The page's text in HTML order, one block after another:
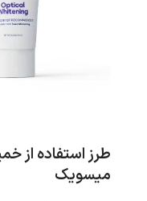
طرز استفاده از
میسویک